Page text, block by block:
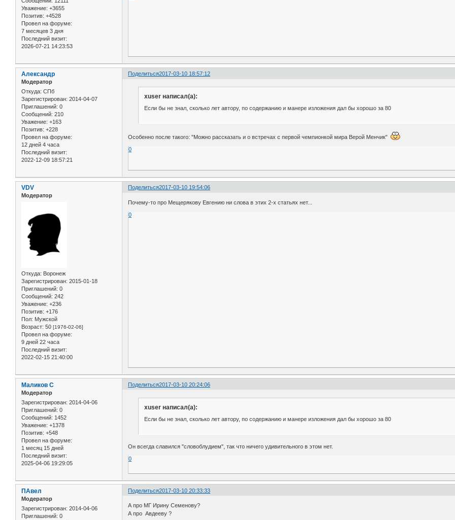
Уважение: +3655
Позитив: +4528
Провел на форуме:
7 месяцев 3 дня
Последний визит:
2026-07-21 14:23:53
Поделиться2017-03-10 18:57:12
Александр
Модератор
Откуда: СПб
Зарегистрирован: 2014-04-07
Приглашений: 0
Сообщений: 210
Уважение: +163
Позитив: +228
Провел на форуме:
12 дней 4 часа
Последний визит:
2022-12-09 18:57:21
xuser написал(а):
Если бы не знал, сколько лет автору, по содержанию и манере изложения дал бы хорошо за 80
Особенно после такого: "Можно рассказать и о встречах с первой чемпионкой мира Верой Менчик"
0
Поделиться2017-03-10 19:54:06
VDV
Модератор
Откуда: Воронеж
Зарегистрирован: 2015-01-18
Приглашений: 0
Сообщений: 242
Уважение: +236
Позитив: +176
Пол: Мужской
Возраст: 50 [1976-02-06]
Провел на форуме:
9 дней 22 часа
Последний визит:
2022-02-15 21:40:00
Почему-то про Мещерякову Евгению ни слова в этих 2-х статьях нет...
0
Поделиться2017-03-10 20:24:06
Маликов С
Модератор
Зарегистрирован: 2014-04-06
Приглашений: 0
Сообщений: 1452
Уважение: +1378
Позитив: +548
Провел на форуме:
1 месяц 15 дней
Последний визит:
2025-04-06 19:29:05
xuser написал(а):
Если бы не знал, сколько лет автору, по содержанию и манере изложения дал бы хорошо за 80
Он всегда славился "словоблудием", так что ничего удивительного в этом нет.
0
Поделиться2017-03-10 20:33:33
ПАвел
Модератор
Зарегистрирован: 2014-04-06
Приглашений: 0
А про МГ Ирину Семенову?
А про Авдееву ?